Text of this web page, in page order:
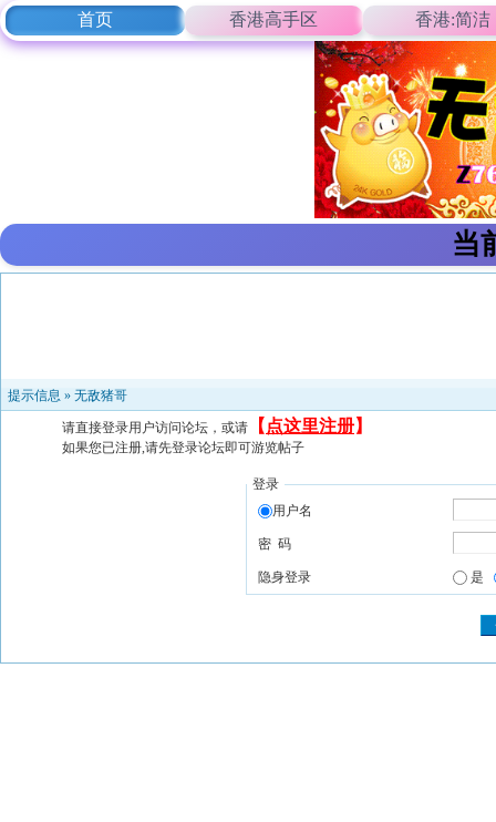
首页 香港高手区 香港:简洁
当
提示信息 » 无敌猪哥
请直接登录用户访问论坛，或请 【 点这里注册】
如果您已注册,请先登录论坛即可游览帖子
登录
用户名
密 码
隐身登录 是